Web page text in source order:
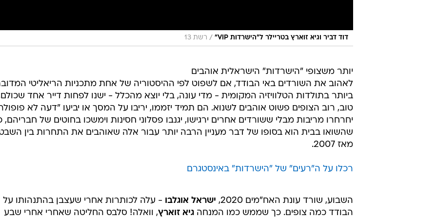
דוד דביר וגיא זוארץ בטריילר ל"הישרדות VIP" / רשת 13
יותר משצופי "הישרדות" הישראלית אוהבים
לאהוב את השורדים באי הבודד, אם לשפוט לפי ההיסטוריה של אחת מתכניות הריאליטי
ביותר בתולדות הטלוויזיה המקומית - מדי עונה, בלי יוצא מהכלל - ישנו לפחות דייר אחד
טוב, רוב הצופים פשוט אוהבים לשנוא. הם תמיד יזממו, יריבו על המסך או יביעו "דעה לא
יחרחרו מריבות מבלי ששורדים אחרים ירגישו, יגנבו פסלוני חסינות וימשכו בחוטים של חבריהם,
שהשואו בבית הוא בסופו של דבר מעניין הרבה יותר עבור אלה שאוהבים את התחרות בין
מאז 2007.
רכלו על ה"רעים" של "הישרדות" באינסטגרם
השבוע, שורד עונת האח"מים 2020, ישראל אוגלבו - עלה לכותרות אחרי שעצבן בהתנהותו על
הבודד כמה צופים. כך שממש כמו המנחה גיא זוארץ, וואלה! סלבס החליטה שאחרי אחרי שבע